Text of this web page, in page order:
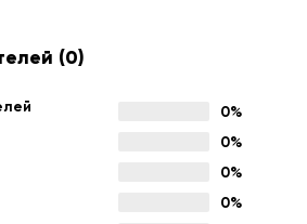
(0)
0%
0%
0%
0%